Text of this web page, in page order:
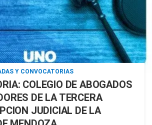
Y CONVOCATORIAS
COLEGIO DE ABOGADOS
DE LA TERCERA
JUDICIAL DE LA